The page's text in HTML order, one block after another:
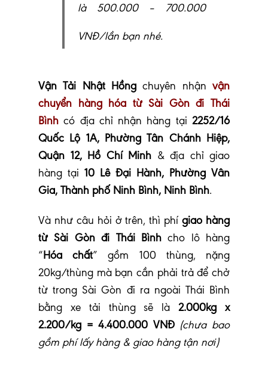
là 500.000 – 700.000
VNĐ/lần bạn nhé.
Vận Tải Nhật Hồng chuyên nhận vận
chuyển hàng hóa từ Sài Gòn đi Thái
Bình có địa chỉ nhận hàng tại 2252/16
Quốc Lộ 1A, Phường Tân Chánh Hiệp,
Quận 12, Hồ Chí Minh & địa chỉ giao
hàng tại 10 Lê Đại Hành, Phường Vân
Gia, Thành phố Ninh Bình, Ninh Bình.
Và như câu hỏi ở trên, thì phígiao hàng
từ Sài Gòn đi Thái Bìnhcho lô hàng
“Hóa chất” gồm 100 thùng, nặng
20kg/thùng mà bạn cần phải trả để chở
từ trong Sài Gòn đi ra ngoài Thái Bình
bằng xe tải thùng sẽ là2.000kg x
2.200/kg = 4.400.000 VNĐ (chưa bao
gồm phí lấy hàng & giao hàng tận nơi)